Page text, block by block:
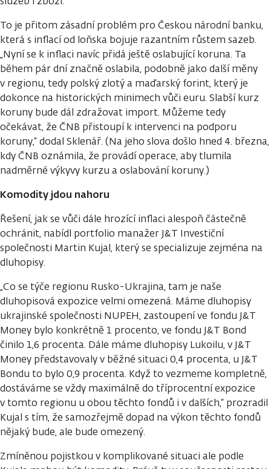
To je přitom zásadní problém pro Českou národní banku,
která s inflací od loňska bojuje razantním růstem sazeb.
„Nyní se k inflaci navíc přidá ještě oslabující koruna. Ta
během pár dní značně oslabila, podobně jako další měny
v regionu, tedy polský zlotý a maďarský forint, který je
dokonce na historických minimech vůči euru. Slabší kurz
koruny bude dál zdražovat import. Můžeme tedy
očekávat, že ČNB přistoupí k intervenci na podporu
koruny,“ dodal Sklenář. (Na jeho slova došlo hned 4. března,
kdy ČNB oznámila, že provádí operace, aby tlumila
nadměrné výkyvy kurzu a oslabování koruny.)
Komodity jdou nahoru
Řešení, jak se vůči dále hrozící inflaci alespoň částečně
ochránit, nabídl portfolio manažer J&T Investiční
společnosti Martin Kujal, který se specializuje zejména na
dluhopisy.
„Co se týče regionu Rusko-Ukrajina, tam je naše
dluhopisová expozice velmi omezená. Máme dluhopisy
ukrajinské společnosti NUPEH, zastoupení ve fondu J&T
Money bylo konkrétně 1 procento, ve fondu J&T Bond
činilo 1,6 procenta. Dále máme dluhopisy Lukoilu, v J&T
Money představovaly v běžné situaci 0,4 procenta, u J&T
Bondu to bylo 0,9 procenta. Když to vezmeme kompletně,
dostáváme se vždy maximálně do tříprocentní expozice
v tomto regionu u obou těchto fondů i v dalších,“ prozradil
Kujal s tím, že samozřejmě dopad na výkon těchto fondů
nějaký bude, ale bude omezený.
Zmíněnou pojistkou v komplikované situaci ale podle